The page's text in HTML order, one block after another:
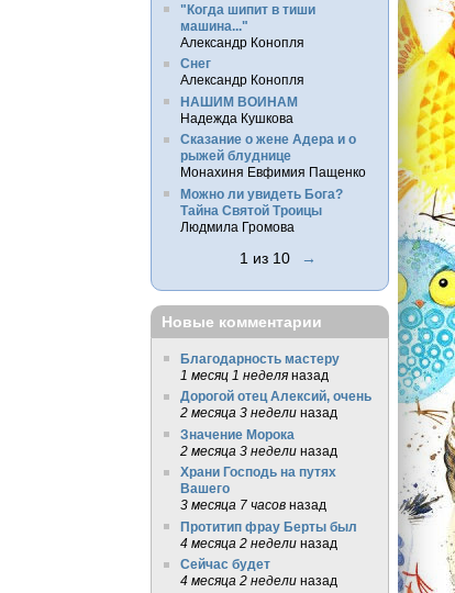
"Когда шипит в тиши
машина..."
Александр Конопля
Снег
Александр Конопля
НАШИМ ВОИНАМ
Надежда Кушкова
Сказание о жене Адера и о
рыжей блуднице
Монахиня Евфимия Пащенко
Можно ли увидеть Бога?
Тайна Святой Троицы
Людмила Громова
1 из 10 →
Новые комментарии
Благодарность мастеру
1 месяц 1 неделяназад
Дорогой отец Алексий, очень
2 месяца 3 неделиназад
Значение Морока
2 месяца 3 неделиназад
Храни Господь на путях
Вашего
3 месяца 7 часовназад
Протитип фрау Берты был
4 месяца 2 неделиназад
Сейчас будет
4 месяца 2 неделиназад